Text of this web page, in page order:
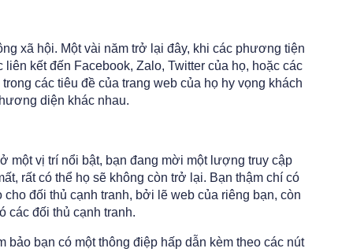
xã hội. Một vài năm trở lại đây, khi các phương tiện
kết đến Facebook, Zalo, Twitter của họ, hoặc các
các tiêu đề của trang web của họ hy vọng khách
diện khác nhau.
một vị trí nổi bật, bạn đang mời một lượng truy cập
rất có thể họ sẽ không còn trở lại. Bạn thậm chí có
đối thủ cạnh tranh, bởi lẽ web của riêng bạn, còn
các đối thủ cạnh tranh.
bạn có một thông điệp hấp dẫn kèm theo các nút